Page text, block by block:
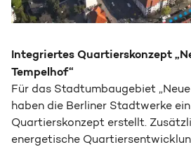
Integriertes Quartierskonzept
Tempelhof“
Für das Stadt­umbau­gebiet
haben die Berliner Stadtwerke
Quartiers­konzept erstellt.
energetische